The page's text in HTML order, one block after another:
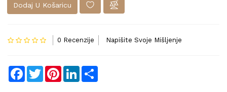
Dodaj U Košaricu
0 Recenzije Napišite Svoje Mišljenje
Facebook
TwitterPinterestLinkedIn